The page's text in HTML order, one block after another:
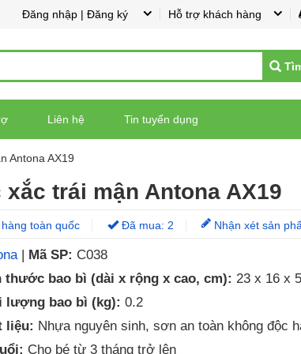
Hỗ trợ khách hàng
Đăng nhập | Đăng ký
Liên hệ Tin tuyển dụng
Antona AX19
xắc trái mận Antona AX19
toàn quốc Đã mua: 2 Nhận xét sản
| Mã SP: C038
thước bao bì (dài x rộng x cao, cm): 23 x 16 x 5
lượng bao bì (kg): 0.2
liệu: Nhựa nguyên sinh, sơn an toàn không độc
Cho bé từ 3 tháng trở lên